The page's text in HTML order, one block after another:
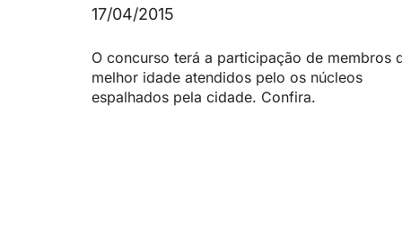
17/04/2015
O concurso terá a participação de membros
melhor idade atendidos pelo os núcleos
espalhados pela cidade. Confira.